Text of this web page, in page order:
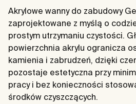
Akrylowe wanny do zabudowy
zaprojektowane z myślą o
prostym utrzymaniu czystości.
powierzchnia akrylu ogranicza
kamienia i zabrudzeń, dzięki
pozostaje estetyczna przy
pracy i bez konieczności
środków czyszczących.